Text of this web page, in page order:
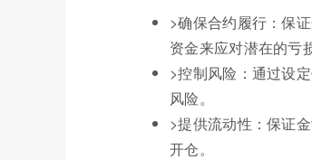
>确保合约履行：保
资金来应对潜在的亏损
>控制风险：通过设
风险。
>提供流动性：保证
开仓。